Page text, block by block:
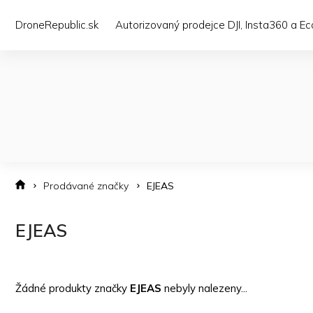
DroneRepublic.sk Autorizovaný prodejce DJI, Insta360 a
Prodávané značky EJEAS
EJEAS
Žádné produkty značky EJEAS nebyly nalezeny...